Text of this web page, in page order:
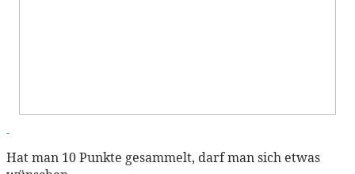
Hat man 10 Punkte gesammelt, darf man sich etwas